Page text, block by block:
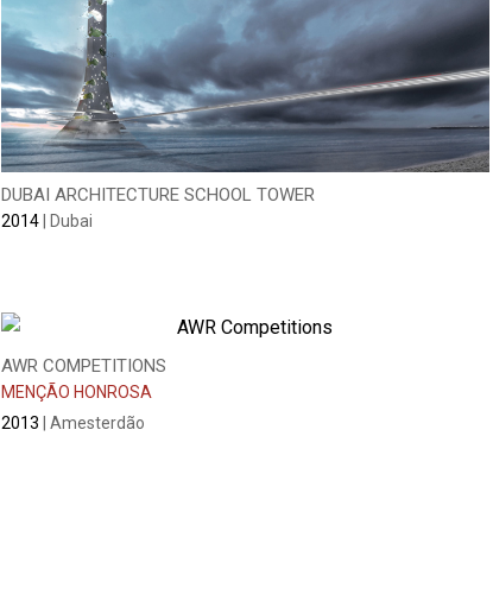
DUBAI ARCHITECTURE SCHOOL TOWER
2014 | Dubai
AWR COMPETITIONS
MENÇÃO HONROSA
2013 | Amesterdão